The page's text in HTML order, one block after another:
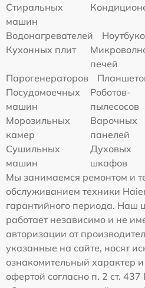
Стиральных
машин
Водонагревателей
Кухонных плит
печей
Парогенераторов
Посудомоечных
машин
Роботов-
пылесосов
Морозильных
камер
Варочных
панелей
Сушильных
машин
Духовых
шкафов
Мы занимаемся ремонтом и
обслуживанием техники
гарантийного периода. Наш
работает независимо и не
авторизации от
указанные на сайте, носят
ознакомительный характер
офертой согласно п. 2 ст.